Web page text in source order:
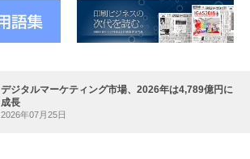
デジタルマーケティング市場、2026年は4,789億円に
成長
2026年07月25日